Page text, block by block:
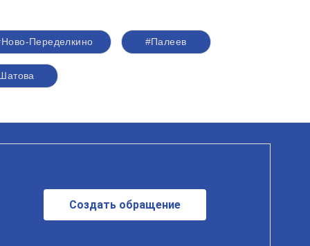
Переделкино #Палеев
Создать обращение